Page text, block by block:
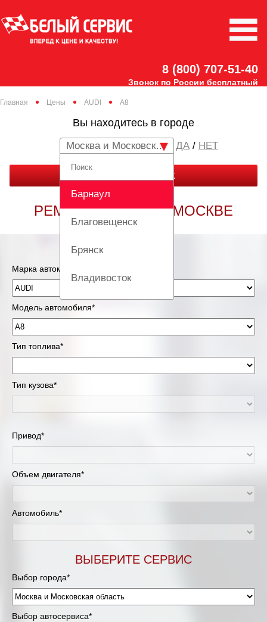
8 (800) 707-51-40
Звонок по России бесплатный
Главная Цены AUDI A8
Вы находитесь в городе
Москва и Московская область
Барнаул
Благовещенск
Брянск
Владивосток
Вологда
Екатеринбург
Красноярск
Липецк
Москва и Московская область
Мурманск
Нижневартовск
Нижний Новгород
/ НЕТ
ЗАКАЗАТЬ ЗВОНОК
РЕМОНТ AUDI A8 В МОСКВЕ
Марка автомобиля*
Модель автомобиля*
Тип топлива*
Тип кузова*
Привод*
Объем двигателя*
Автомобиль*
ВЫБЕРИТЕ СЕРВИС
Выбор города*
Выбор автосервиса*